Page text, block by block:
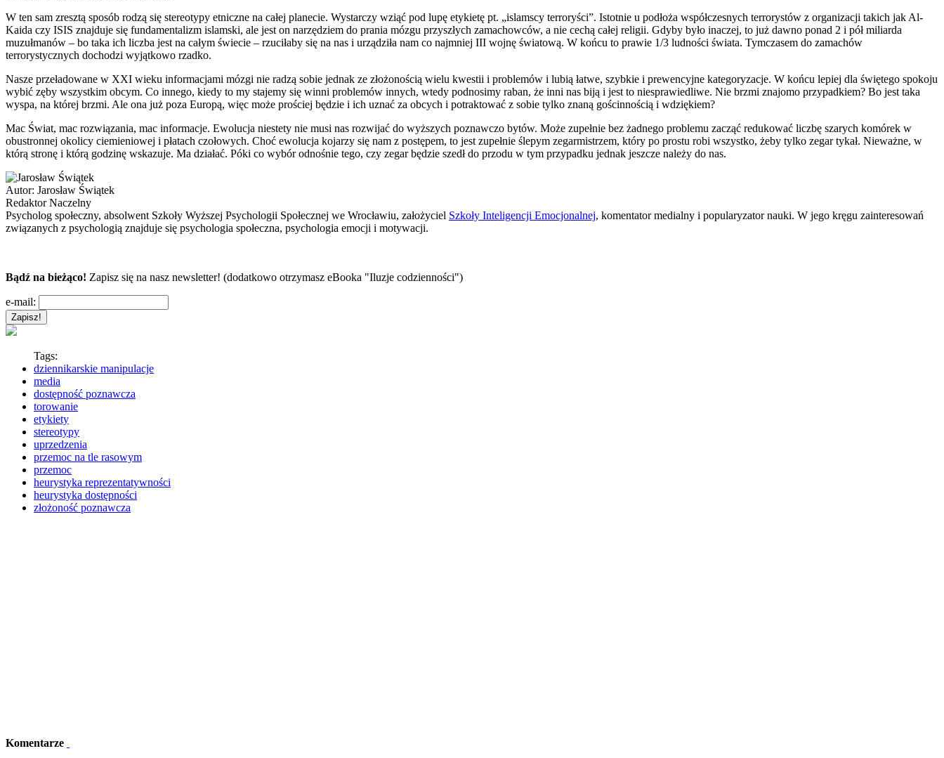
W ten sam zresztą sposób rodzą się stereotypy etniczne na całej planecie. Wystarczy wziąć pod lupę etykietę pt. „islamscy terroryści”. Istotnie u podłoża współczesnych terrorystów z organizacji takich jak Al-
Kaida czy ISIS znajduje się fundamentalizm islamski, ale jest on narzędziem do prania mózgu przyszłych zamachowców, a nie cechą całej religii. Gdyby było inaczej, to już dawno ponad 2 i pół miliarda
muzułmanów – bo taka ich liczba jest na całym świecie – rzuciłaby się na nas i urządziła nam co najmniej III wojnę światową. W końcu to prawie 1/3 ludności świata. Tymczasem do zamachów
terrorystycznych dochodzi wyjątkowo rzadko.
Nasze przeładowane w XXI wieku informacjami mózgi nie radzą sobie jednak ze złożonością wielu kwestii i problemów i lubią łatwe, szybkie i prewencyjne kategoryzacje. W końcu lepiej dla świętego spokoju
wybić zęby wszystkim obcym. Co innego, kiedy to my stajemy się winni problemów innych, wtedy podnosimy raban, że inni nas biją i jest to niesprawiedliwe. Nie brzmi znajomo przypadkiem? Bo jest taka
wyspa, na której brzmi. Ale ona już poza Europą, więc może prościej będzie i ich uznać za obcych i potraktować z sobie tylko znaną gościnnością i wdziękiem?
Mac Świat, mac rozwiązania, mac informacje. Ewolucja niestety nie musi nas rozwijać do wyższych poznawczo bytów. Może zupełnie bez żadnego problemu zacząć redukować liczbę szarych komórek w
obustronnej okolicy ciemieniowej i płatach czołowych. Choć ewolucja kojarzy się nam z postępem, to jest zupełnie ślepym zegarmistrzem, który po prostu robi wszystko, żeby tylko zegar tykał. Nieważne, w
którą stronę i którą godzinę wskazuje. Ma działać. Póki co wybór odnośnie tego, czy zegar będzie szedł do przodu w tym przypadku jednak jeszcze należy do nas.
Autor: Jarosław Świątek
Redaktor Naczelny
Psycholog społeczny, absolwent Szkoły Wyższej Psychologii Społecznej we Wrocławiu, założyciel Szkoły Inteligencji Emocjonalnej, komentator medialny i popularyzator nauki. W jego kręgu zainteresowań
związanych z psychologią znajduje się psychologia społeczna, psychologia emocji i motywacji.
Bądź na bieżąco! Zapisz się na nasz newsletter! (dodatkowo otrzymasz eBooka "Iluzje codzienności")
e-mail:
Tags:
dziennikarskie manipulacje
media
dostępność poznawcza
torowanie
etykiety
stereotypy
uprzedzenia
przemoc na tle rasowym
przemoc
heurystyka reprezentatywności
heurystyka dostępności
złożoność poznawcza
Komentarze